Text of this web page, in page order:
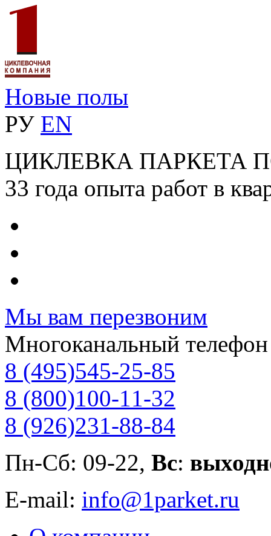
Новые полы
РУ EN
ЦИКЛЕВКА ПАРКЕТА
33 года опыта работ в
Мы вам перезвоним
Многоканальный телефон
8 (495)545-25-85
8 (800)100-11-32
8 (926)231-88-84
Пн-Сб: 09-22, Вс:
E-mail: info@1parket.ru